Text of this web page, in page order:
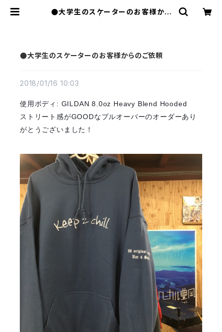
●大学生のスケーターのお客様から
●大学生のスケーターのお客様からのご依頼
2018/01/16 10:03
使用ボディ: GILDAN 8.0oz Heavy Blend Hooded
ストリート感がGOODなプルオーバーのオーダーあり
がとうございました！